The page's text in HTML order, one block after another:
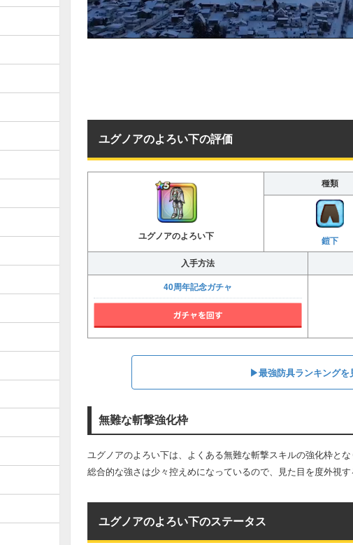
ユグノアのよろい下の評価
ユグノアのよろい下
種類
鎧下
入手方法
40周年記念ガチャ
▶︎最強防具ランキングを
無難な斬撃強化枠
ユグノアのよろい下は、よくある無難な斬撃スキルの強化枠と
総合的な強さは少々控えめになっているので、見た目を度外視
ユグノアのよろい下のステータス